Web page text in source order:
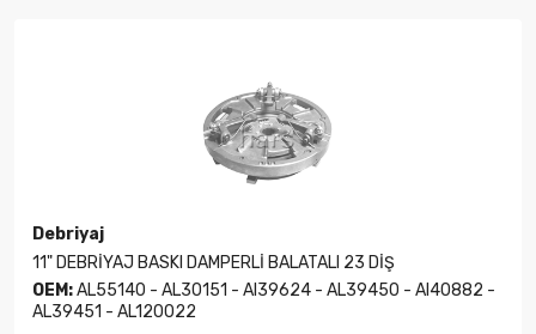
Debriyaj
11" DEBRİYAJ BASKI DAMPERLİ BALATALI 23 DİŞ
OEM:AL55140 - AL30151 - Al39624 - AL39450 - Al40882 -
AL39451 - AL120022